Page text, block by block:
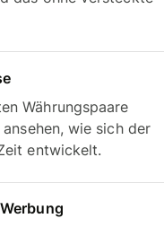
Währungspaare
wie sich der
entwickelt.